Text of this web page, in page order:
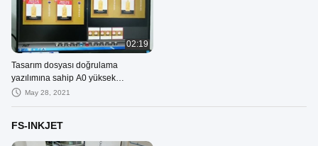
02:19
Tasarım dosyası doğrulama
yazılımına sahip A0 yüksek
çözünürlüklü tarayıcı
May 28, 2021
FS-INKJET